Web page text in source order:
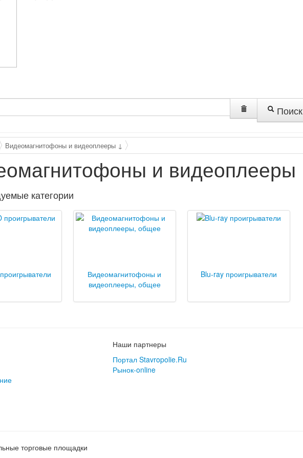
Поиск
Видеомагнитофоны и видеоплееры ↓
и видеоплееры
категории
Видеомагнитофоны и
видеоплееры, общее
Blu-ray проигрыватели
Наши партнеры
Портал Stavropolie.Ru
Рынок-online
торговые площадки